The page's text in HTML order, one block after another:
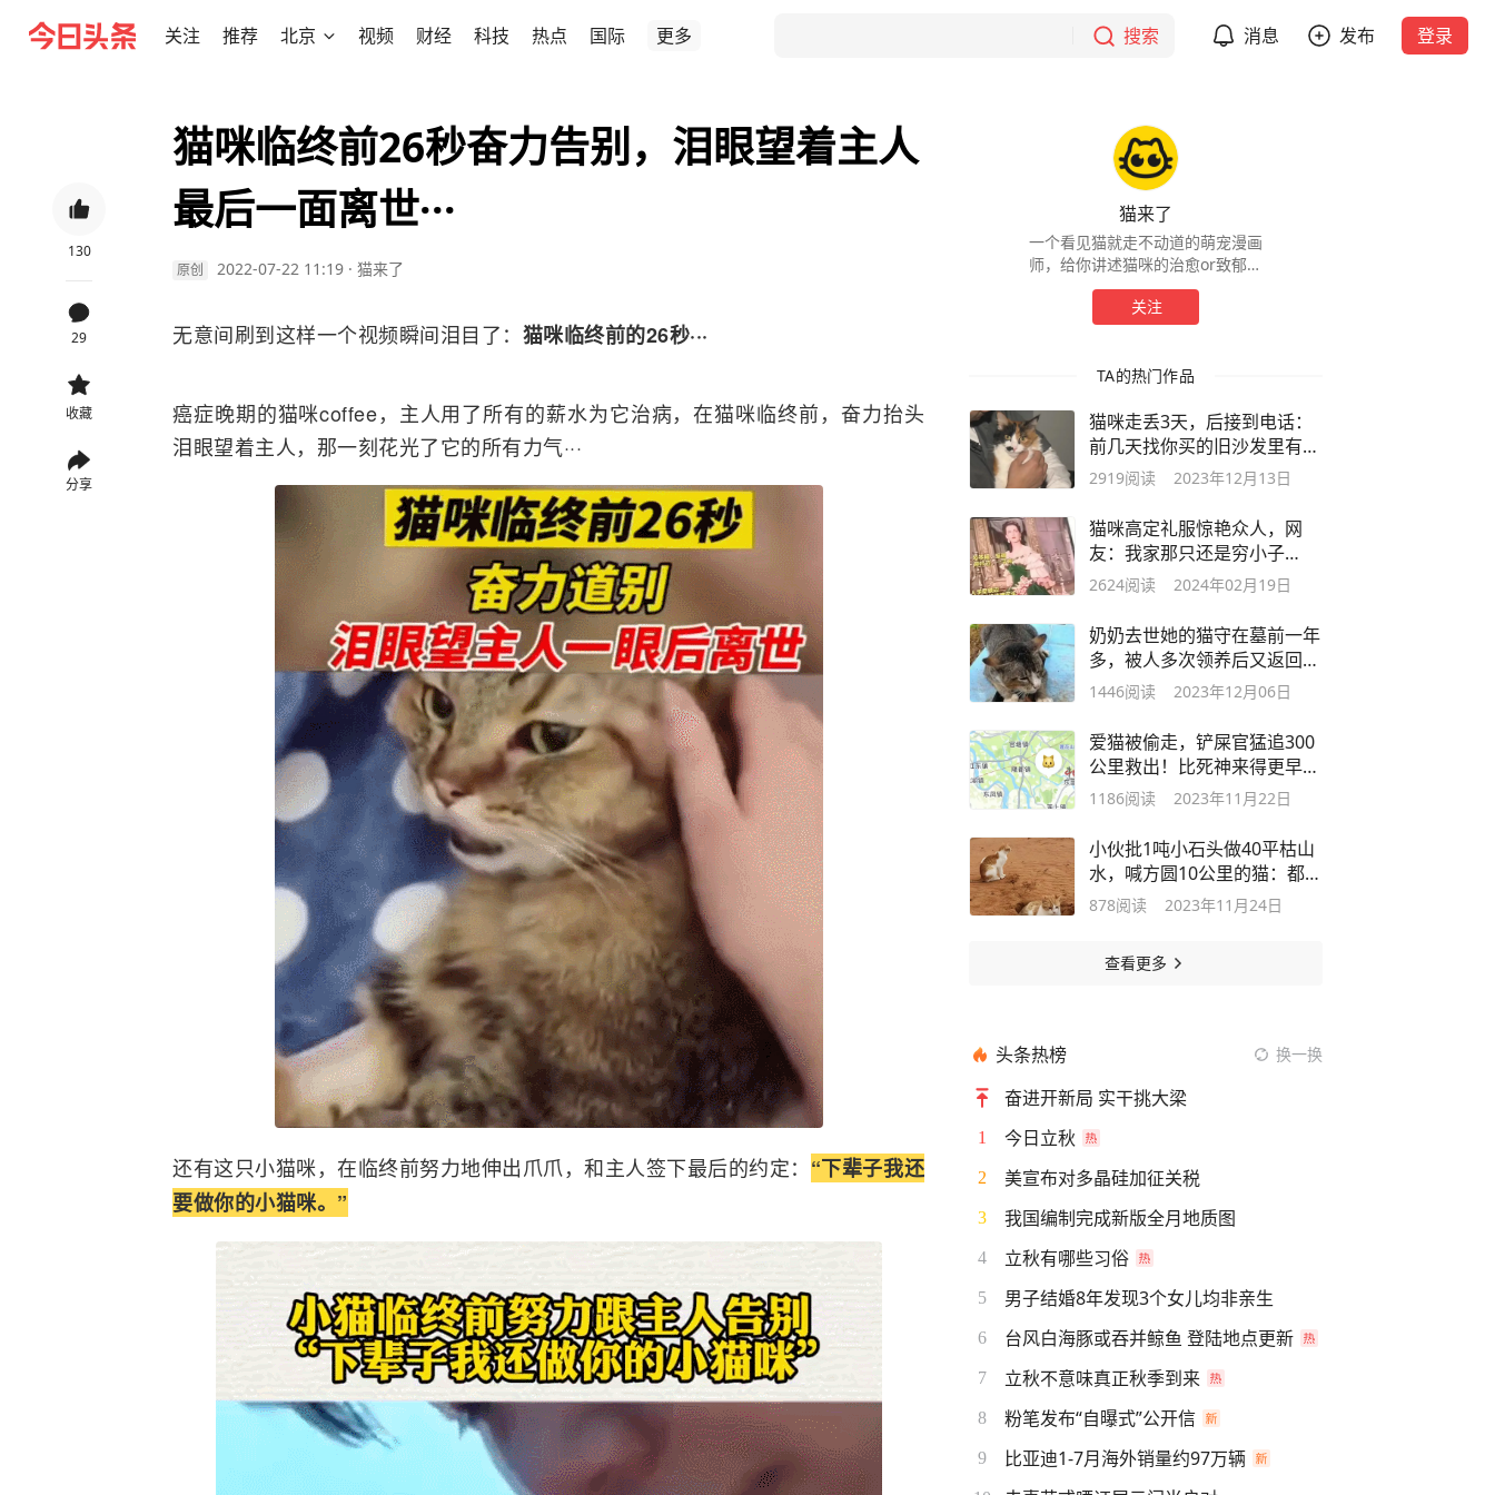
关注 推荐 北京 视频 财经 科技 热点 国际 更多 搜索 消息 发布 登录
130
29
收藏
分享
猫咪临终前26秒奋力告别，泪眼望着主人
最后一面离世···
原创 2022-07-22 11:19 · 猫来了
无意间刷到这样一个视频瞬间泪目了： 猫咪临终前的26秒···
癌症晚期的猫咪coffee，主人用了所有的薪水为它治病，在猫咪临终前，奋力抬头
泪眼望着主人，那一刻花光了它的所有力气···
还有这只小猫咪，在临终前努力地伸出爪爪，和主人签下最后的约定： “下辈子我还
要做你的小猫咪。”
猫来了
一个看见猫就走不动道的萌宠漫画
师，给你讲述猫咪的治愈or致郁漫
画故事，每周三、五、日更新，看
见我就知道猫来了~
关注
TA的热门作品
猫咪走丢3天，后接到电话：
前几天找你买的旧沙发里有只
猫...
2919阅读 2023年12月13日
猫咪高定礼服惊艳众人，网
友：我家那只还是穷小子
呢……
2624阅读 2024年02月19日
奶奶去世她的猫守在墓前一年
多，被人多次领养后又返回墓
地……
1446阅读 2023年12月06日
爱猫被偷走，铲屎官猛追300
公里救出！比死神来得更早的
是主人！
1186阅读 2023年11月22日
小伙批1吨小石头做40平枯山
水，喊方圆10公里的猫：都来
我家拉屎
878阅读 2023年11月24日
查看更多
头条热榜 换一换
奋进开新局 实干挑大梁
1 今日立秋
2 美宣布对多晶硅加征关税
3 我国编制完成新版全月地质图
4 立秋有哪些习俗
5 男子结婚8年发现3个女儿均非亲生
6 台风白海豚或吞并鲸鱼 登陆地点更新
7 立秋不意味真正秋季到来
8 粉笔发布“自曝式”公开信
9 比亚迪1-7月海外销量约97万辆